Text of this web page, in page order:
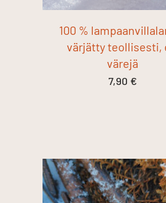
100 %
värjätty teollisesti,
värejä
7,90 €